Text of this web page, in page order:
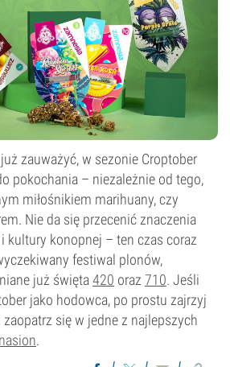
zauważyć, w sezonie Croptober
pokochania – niezależnie od tego,
miłośnikiem marihuany, czy
Nie da się przecenić znaczenia
kultury konopnej – ten czas coraz
festiwal plonów,
już święta420 oraz 710. Jeśli
jako hodowca, po prostu zajrzyj
się w jedne z najlepszych
nasion.